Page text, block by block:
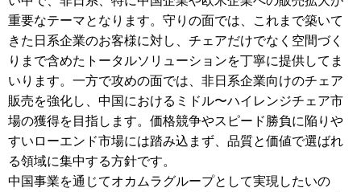
重要なテーマとなります。守りの面では、これまで築いて
きた日系企業のお客様に対し、チェアだけでなく空間づく
りまで含めたトータルソリューションを丁寧に提供してま
いります。一方で攻めの面では、非日系企業向けのチェア
販売を強化し、中国におけるミドル〜ハイレンジチェア市
場の獲得を目指します。価格競争やスピード勝負に陥りや
すいローエンド市場には踏み込まず、品質と価値で選ばれ
る領域に集中する方針です。
中国事業を通じてオカムラグループとして実現したいの